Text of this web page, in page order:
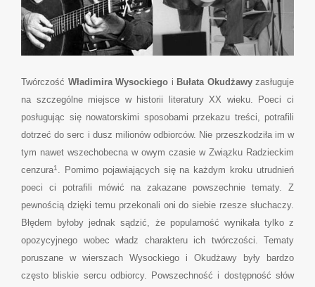
Twórczość Władimira Wysockiego i Bułata Okudżawyzasługuje
na szczególne miejsce w historii literatury XX wieku. Poeci ci
posługując się nowatorskimi sposobami przekazu treści, potrafili
dotrzeć do serc i dusz milionów odbiorców. Nie przeszkodziła im w
tym nawet wszechobecna w owym czasie w Związku Radzieckim
cenzura1 . Pomimo pojawiających się na każdym kroku utrudnień
poeci ci potrafili mówić na zakazane powszechnie tematy. Z
pewnością dzięki temu przekonali oni do siebie rzesze słuchaczy.
Błędem byłoby jednak sądzić, że popularność wynikała tylko z
opozycyjnego wobec władz charakteru ich twórczości. Tematy
poruszane w wierszach Wysockiego i Okudżawy były bardzo
często bliskie sercu odbiorcy. Powszechność i dostępność słów